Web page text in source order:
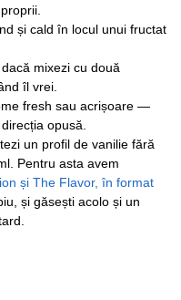
și cald în locul unui fructat
mixezi cu două
îl vrei.
fresh sau acrișoare —
opusă.
un profil de vanilie fără
Pentru asta avem
și The Flavor, în format
și găsești acolo și un